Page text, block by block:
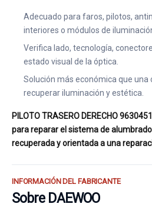
Adecuado para faros, pilotos,
interiores o módulos de
Verifica lado, tecnología,
estado visual de la óptica.
Solución más económica que una
recuperar iluminación y estética.
PILOTO TRASERO DERECHO
para reparar el sistema de
recuperada y orientada a una
INFORMACIÓN DEL FABRICANTE
Sobre DAEWOO